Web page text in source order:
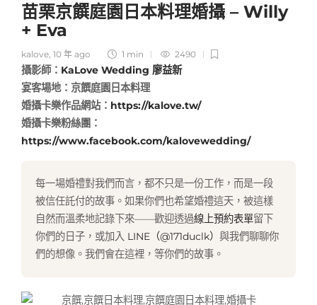
苗栗京饌庭園日本料理婚攝 – Willy
+ Eva
kalove 10 年 ago 1 min 2490
攝影師： KaLove Wedding 廖益新
宴客場地：京饌庭園日本料理
婚攝卡樂作品網站： https://kalove.tw/
婚攝卡樂粉絲團：
https://www.facebook.com/kalovewedding/
每一場婚禮對我們而言，都不只是一份工作，而是一段
被信任託付的故事。如果你們也希望婚禮這天，被這樣
自然而溫柔地記錄下來——歡迎透過線上預約表單留下
你們的日子，或加入 LINE（@171duclk） 與我們聊聊你
們的想像。我們會在這裡，等你們的故事。